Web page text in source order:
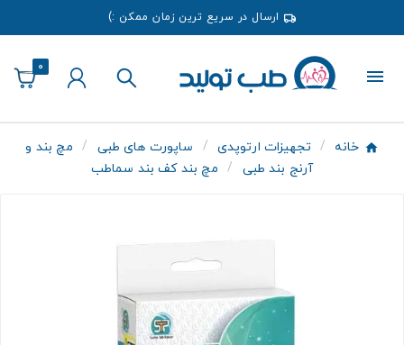
ارسال در سریع ترین زمان ممکن :)
0
خانه تجهیزات ارتوپدی ساپورت های طبی
مچ بند و
آرنج بند طبی
مچ بند کف بند سماطب